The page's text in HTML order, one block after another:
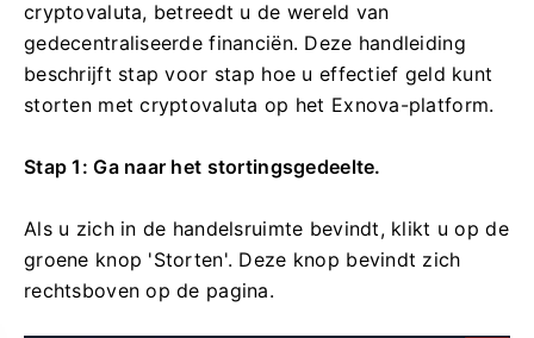
cryptovaluta, betreedt u de wereld van
gedecentraliseerde financiën. Deze handleiding
beschrijft stap voor stap hoe u effectief geld kunt
storten met cryptovaluta op het Exnova-platform.
Stap 1: Ga naar het stortingsgedeelte.
Als u zich in de handelsruimte bevindt, klikt u op de
groene knop 'Storten'. Deze knop bevindt zich
rechtsboven op de pagina.